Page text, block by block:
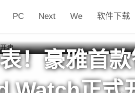
PC Next We 软件下载
！豪雅首